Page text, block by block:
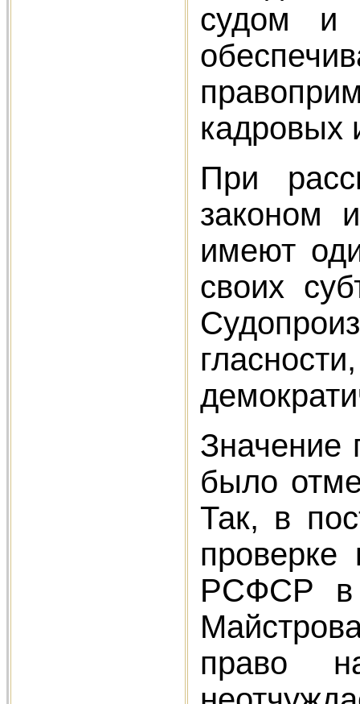
судом и
кадровых
При
законом
имеют
своих
Значение
было
Так, в
РСФСР в
право